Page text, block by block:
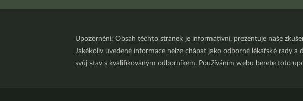
Upozornění: Obsah těchto stránek je informativní, prezentuje naše
Jakékoliv uvedené informace nelze chápat jako odborné lékařské rady
svůj stav s kvalifikovaným odborníkem. Používáním webu berete toto